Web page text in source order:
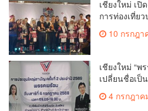
เชียงใหม่ เปิ
การท่องเที่ย
10 กรกฎา
เชียงใหม่ “พ
เปลี่ยนชื่อเป็
4 กรกฎาค